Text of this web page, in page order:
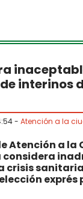
interinos
- Atención a la
Atención a
considera
crisis